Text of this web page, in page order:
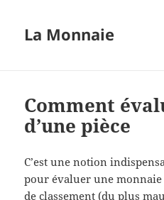
La Monnaie
Comment
d’une pièce
C’est une notion
pour évaluer une monnaie
de classement (du plus